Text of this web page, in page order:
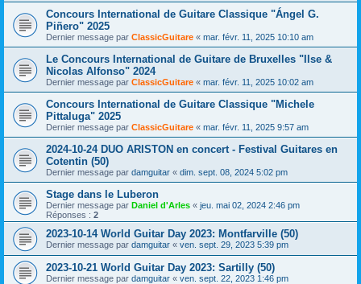
Concours International de Guitare Classique "Ángel G.
Piñero" 2025
Dernier message par ClassicGuitare « mar. févr. 11, 2025 10:10 am
Le Concours International de Guitare de Bruxelles "Ilse &
Nicolas Alfonso" 2024
Dernier message par ClassicGuitare « mar. févr. 11, 2025 10:02 am
Concours International de Guitare Classique "Michele
Pittaluga" 2025
Dernier message par ClassicGuitare « mar. févr. 11, 2025 9:57 am
2024-10-24 DUO ARISTON en concert - Festival Guitares en
Cotentin (50)
Dernier message par damguitar « dim. sept. 08, 2024 5:02 pm
Stage dans le Luberon
Dernier message par Daniel d'Arles « jeu. mai 02, 2024 2:46 pm
Réponses : 2
2023-10-14 World Guitar Day 2023: Montfarville (50)
Dernier message par damguitar « ven. sept. 29, 2023 5:39 pm
2023-10-21 World Guitar Day 2023: Sartilly (50)
Dernier message par damguitar « ven. sept. 22, 2023 1:46 pm